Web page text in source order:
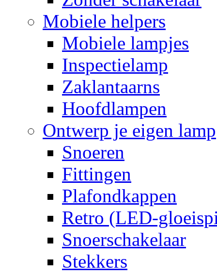
Mobiele helpers
Mobiele lampjes
Inspectielamp
Zaklantaarns
Hoofdlampen
Ontwerp je eigen lamp
Snoeren
Fittingen
Plafondkappen
Retro (LED-
Snoerschakelaar
Stekkers